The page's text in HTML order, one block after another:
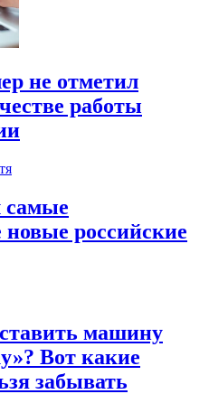
не отметил
работы
самые
российские
машину
Вот какие
забывать